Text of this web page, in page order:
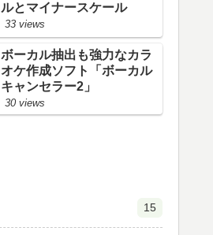
ルとマイナースケール
33 views
ボーカル抽出も強力なカラ
オケ作成ソフト「ボーカル
キャンセラー2」
30 views
15